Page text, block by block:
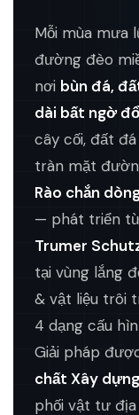
Mỗi mùa mưa
đường đèo
nơi bùn đá,
dài bất ngờ
cây cối, đất
tràn mặt
Rào chắn
— phát triển
Trumer
tại vùng lắng
& vật liệu trôi
4 dạng cấu
Giải pháp
chất Xây
phối vật tư